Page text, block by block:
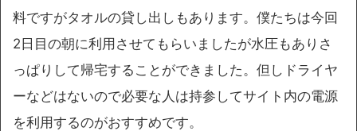
料ですがタオルの貸し出しもあります。僕たちは今回
2日目の朝に利用させてもらいましたが水圧もありさ
っぱりして帰宅することができました。但しドライヤ
ーなどはないので必要な人は持参してサイト内の電源
を利用するのがおすすめです。